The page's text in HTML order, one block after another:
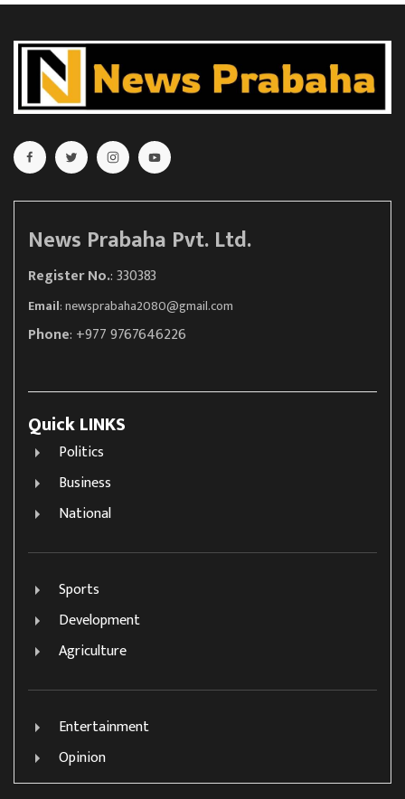
News Prabaha Pvt. Ltd.
Register No.: 330383
Email:newsprabaha2080@gmail.com
Phone: +977 9767646226
Quick LINKS
Politics
Business
National
Sports
Development
Agriculture
Entertainment
Opinion